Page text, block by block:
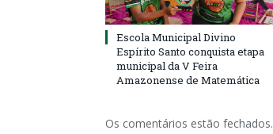
Escola Municipal Divino
Espírito Santo conquista etapa
municipal da V Feira
Amazonense de Matemática
Os comentários estão fechados.